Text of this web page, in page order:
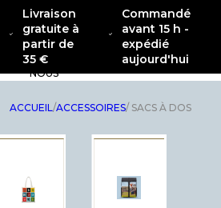
Livraison
gratuite à
partir de
35 €
Commandé
avant 15 h -
expédié
aujourd'hui
À
PROPOS
DE
NOUS
NOUVEAU
COLLECTION
CATENACCIO
ACCUEIL/ACCESSOIRES/ SACS À DOS